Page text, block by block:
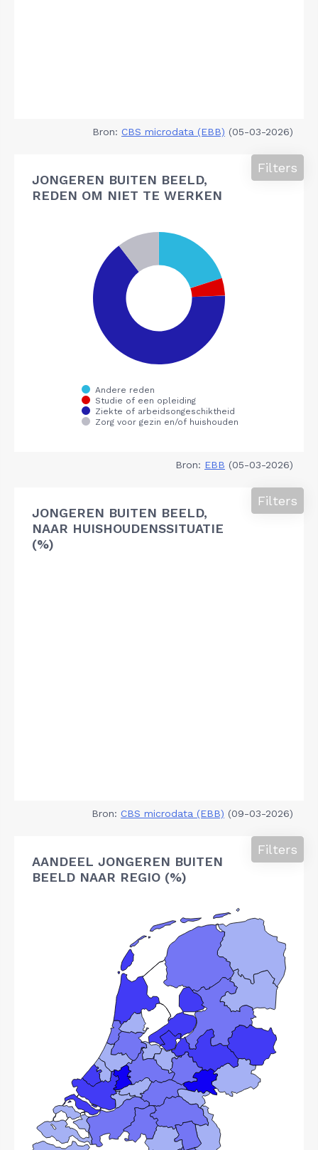
Bron: CBS microdata (EBB) (05-03-2026)
JONGEREN BUITEN BEELD,
REDEN OM NIET TE WERKEN
Filters
Bron: EBB (05-03-2026)
JONGEREN BUITEN BEELD,
NAAR HUISHOUDENSSITUATIE
(%)
Filters
Bron: CBS microdata (EBB) (09-03-2026)
AANDEEL JONGEREN BUITEN
BEELD NAAR REGIO (%)
Filters